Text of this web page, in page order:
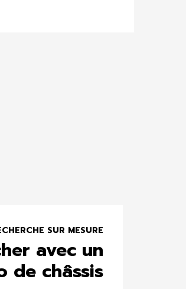
SUR MESURE
avec un
de châssis